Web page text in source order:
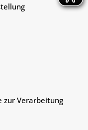
zur Verarbeitung